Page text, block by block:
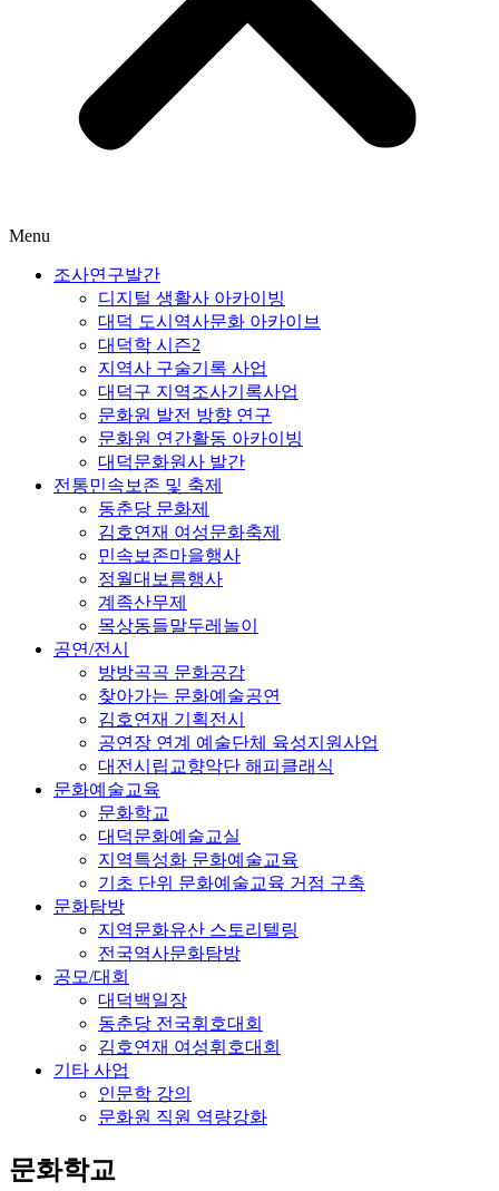
Menu
조사연구발간
디지털 생활사 아카이빙
대덕 도시역사문화 아카이브
대덕학 시즌2
지역사 구술기록 사업
대덕구 지역조사기록사업
문화원 발전 방향 연구
문화원 연간활동 아카이빙
대덕문화원사 발간
전통민속보존 및 축제
동춘당 문화제
김호연재 여성문화축제
민속보존마을행사
정월대보름행사
계족산무제
목상동들말두레놀이
공연/전시
방방곡곡 문화공감
찾아가는 문화예술공연
김호연재 기획전시
공연장 연계 예술단체 육성지원사업
대전시립교향악단 해피클래식
문화예술교육
문화학교
대덕문화예술교실
지역특성화 문화예술교육
기초 단위 문화예술교육 거점 구축
문화탐방
지역문화유산 스토리텔링
전국역사문화탐방
공모/대회
대덕백일장
동춘당 전국휘호대회
김호연재 여성휘호대회
기타 사업
인문학 강의
문화원 직원 역량강화
문화학교